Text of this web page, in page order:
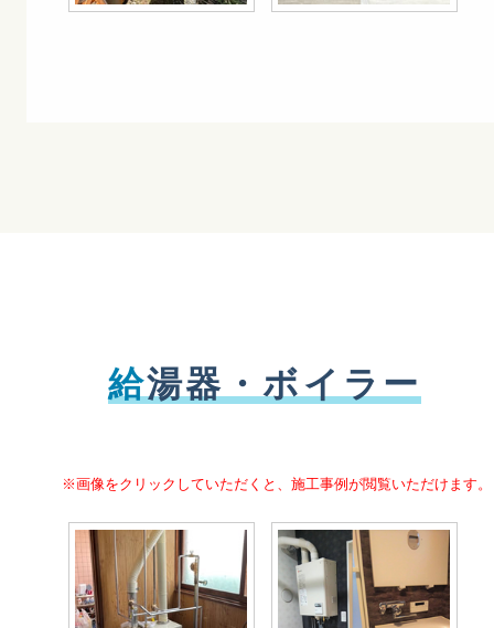
給湯器・ボイラー
※画像をクリックしていただくと、施工事例が閲覧いただけます。